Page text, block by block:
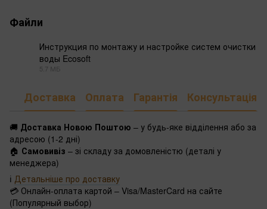
Файли
Инструкция по монтажу и настройке систем очистки
воды Ecosoft
5.7 МБ
Доставка Оплата Гарантія Консультація
🚚 Доставка Новою Поштою – у будь-яке відділення або за
адресою (1-2 дні)
🏠 Самовивіз – зі складу за домовленістю (деталі у
менеджера)
ℹ️ Детальніше про доставку
💳 Онлайн-оплата картой – Visa/MasterCard на сайте
(Популярный выбор)